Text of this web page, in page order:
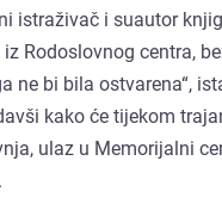
istraživač i suautor
Rodoslovnog centra,
ne bi bila ostvarena“,
kako će tijekom
ulaz u Memorijalni